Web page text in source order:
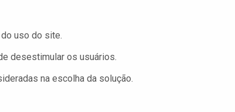
uso do site.
desestimular os usuários.
na escolha da solução.